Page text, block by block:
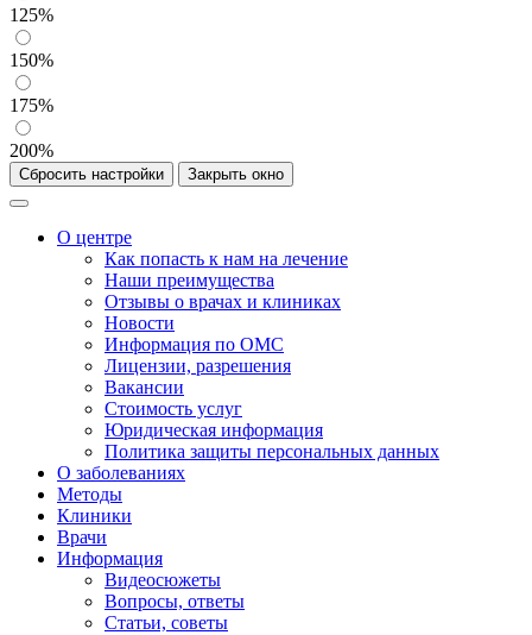
125%
150%
175%
200%
Сбросить настройки Закрыть окно
О центре
Как попасть к нам на лечение
Наши преимущества
Отзывы о врачах и клиниках
Новости
Информация по ОМС
Лицензии, разрешения
Вакансии
Стоимость услуг
Юридическая информация
Политика защиты персональных данных
О заболеваниях
Методы
Клиники
Врачи
Информация
Видеосюжеты
Вопросы, ответы
Статьи, советы